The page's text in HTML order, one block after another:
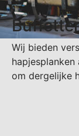
Wij bieden
om dergelijke